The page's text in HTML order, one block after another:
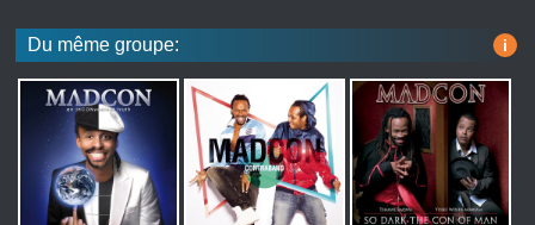
Du même groupe: i